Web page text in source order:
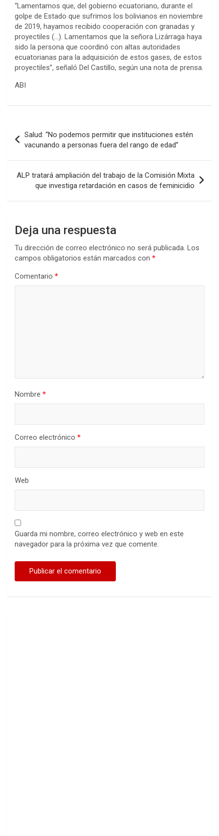
“Lamentamos que, del gobierno ecuatoriano, durante el
golpe de Estado que sufrimos los bolivianos en noviembre
de 2019, hayamos recibido cooperación con granadas y
proyectiles (…). Lamentamos que la señora Lizárraga haya
sido la persona que coordinó con altas autoridades
ecuatorianas para la adquisición de estos gases, de estos
proyectiles”, señaló Del Castillo, según una nota de prensa.
ABI
de
entradas
Salud: “No podemos permitir que instituciones estén
vacunando a personas fuera del rango de edad”
ALP tratará ampliación del trabajo de la Comisión Mixta
que investiga retardación en casos de feminicidio
Deja una respuesta
Tu dirección de correo electrónico no será publicada. Los
campos obligatorios están marcados con *
Comentario *
Nombre *
Correo electrónico *
Web
Guarda mi nombre, correo electrónico y web en este
navegador para la próxima vez que comente.